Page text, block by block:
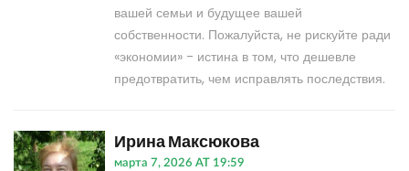
вашей семьи и будущее вашей
собственности. Пожалуйста, не рискуйте ради
«экономии» - истина в том, что дешевле
предотвратить, чем исправлять последствия.
Ирина Максюкова
марта 7, 2026 AT 19:59